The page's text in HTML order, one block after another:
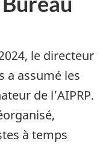
le directeur
a assumé les
de l’AIPRP.
à temps